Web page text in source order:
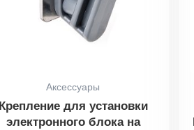
Аксессуары
Крепление для установки
электронного блока на